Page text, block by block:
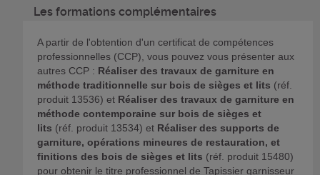
Les formations complémentaires
A partir de l'obtention d'un certificat de compétences
professionnelles (CCP), vous pouvez vous présenter aux
autres CCP : Réaliser des travaux de garniture en
méthode traditionnelle sur bois de sièges et lits (réf.
produit 13536) et Réaliser des travaux de garniture en
méthode contemporaine sur bois de sièges et
lits (réf. produit 13534) et Réaliser des supports de
garniture, opérations mineures de restauration, et
finitions des bois de sièges et lits (réf. produit 15480)
pour obtenir le titre professionnel de Tapissier garnisseur